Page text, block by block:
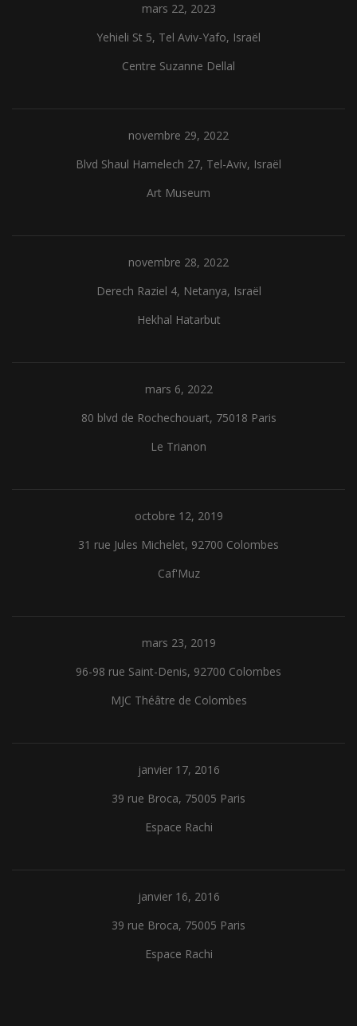
mars 22, 2023
Yehieli St 5, Tel Aviv-Yafo, Israël
Centre Suzanne Dellal
novembre 29, 2022
Blvd Shaul Hamelech 27, Tel-Aviv, Israël
Art Museum
novembre 28, 2022
Derech Raziel 4, Netanya, Israël
Hekhal Hatarbut
mars 6, 2022
80 blvd de Rochechouart, 75018 Paris
Le Trianon
octobre 12, 2019
31 rue Jules Michelet, 92700 Colombes
Caf'Muz
mars 23, 2019
96-98 rue Saint-Denis, 92700 Colombes
MJC Théâtre de Colombes
janvier 17, 2016
39 rue Broca, 75005 Paris
Espace Rachi
janvier 16, 2016
39 rue Broca, 75005 Paris
Espace Rachi